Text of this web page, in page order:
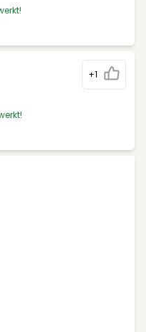
+1